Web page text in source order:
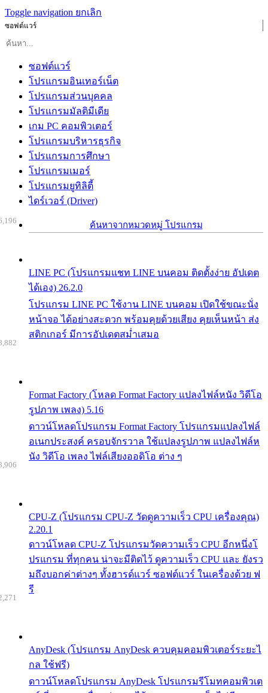
Toggle navigation ยกเลิก
ซอฟต์แวร์
ซอฟต์แวร์
โปรแกรมอินเทอร์เน็ต
โปรแกรมส่วนบุคคล
โปรแกรมมัลติมีเดีย
เกม PC คอมพิวเตอร์
โปรแกรมบริหารธุรกิจ
โปรแกรมการศึกษา
โปรแกรมเมอร์
โปรแกรมยูทิลิตี้
ไดร์เวอร์ (Driver)
ค้นหาจากหมวดหมู่ โปรแกรม
LINE PC (โปรแกรมแชท LINE บนคอม ติดตั้งง่าย อัปเดต
ได้เอง) 26.2.0
โปรแกรม LINE PC ใช้งาน LINE บนคอม เปิดใช้ขณะนั่ง
หน้าจอ ได้อย่างสะดวก พร้อมคุยด้วยเสียง คุยเห็นหน้า ส่ง
สติกเกอร์ มีการอัปเดตสม่ำเสมอ
Format Factory (โหลด Format Factory แปลงไฟล์หนัง วิดีโอ
รูปภาพ เพลง) 5.16
ดาวน์โหลดโปรแกรม Format Factory โปรแกรมแปลงไฟล์
อเนกประสงค์ ครอบจักรวาล ใช้แปลงรูปภาพ แปลงไฟล์ห
นัง วิดีโอ เพลง ไฟล์เสียงออดิโอ ต่าง ๆ
CPU-Z (โปรแกรม CPU-Z วัดดูความเร็ว CPU เครื่องคุณ)
2.20.1
ดาวน์โหลด CPU-Z โปรแกรมวัดความเร็ว CPU อีกหนึ่งโ
ปรแกรม ที่ทุกคน น่าจะมีติดไว้ ดูความเร็ว CPU และ ยังรว
มถึงบอกค่าต่างๆ ทั้งฮารด์แวร์ ซอฟต์แวร์ ในเครื่องด้วย ฟ
รี
AnyDesk (โปรแกรม AnyDesk ควบคุมคอมพิวเตอร์ระยะไ
กล ใช้ฟรี)
ดาวน์โหลดโปรแกรม AnyDesk โปรแกรมรีโมทคอมพิวเต